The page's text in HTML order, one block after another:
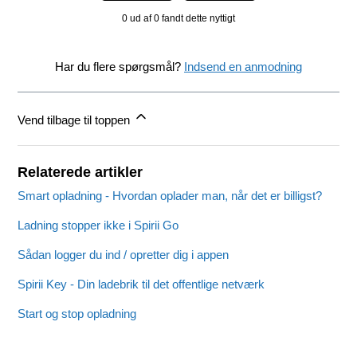
0 ud af 0 fandt dette nyttigt
Har du flere spørgsmål? Indsend en anmodning
Vend tilbage til toppen
Relaterede artikler
Smart opladning - Hvordan oplader man, når det er billigst?
Ladning stopper ikke i Spirii Go
Sådan logger du ind / opretter dig i appen
Spirii Key - Din ladebrik til det offentlige netværk
Start og stop opladning